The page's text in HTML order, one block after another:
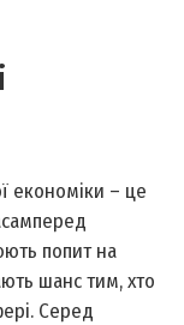
економіки – це
попит на
шанс тим, хто
Серед